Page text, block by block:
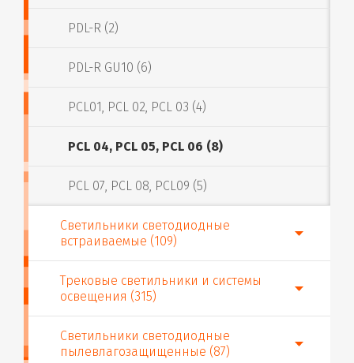
PDL-R (2)
PDL-R GU10 (6)
PCL01, PCL 02, PCL 03 (4)
PCL 04, PCL 05, PCL 06 (8)
PCL 07, PCL 08, PCL09 (5)
Светильники светодиодные
встраиваемые (109)
Трековые светильники и системы
освещения (315)
Светильники светодиодные
пылевлагозащищенные (87)